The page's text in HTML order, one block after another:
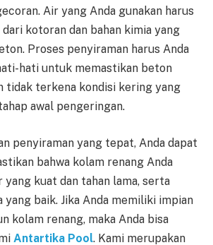
Air yang Anda gunakan harus
kotoran dan bahan kimia yang
Proses penyiraman harus Anda
hati untuk memastikan beton
tidak terkena kondisi kering yang
awal pengeringan.
penyiraman yang tepat, Anda dapat
bahwa kolam renang Anda
kuat dan tahan lama, serta
baik. Jika Anda memiliki impian
kolam renang, maka Anda bisa
Antartika Pool. Kami merupakan